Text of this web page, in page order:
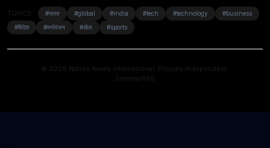
TOPICS: #भारत #global #india #tech #technology
#business
#विदेश
#मनोरंजन #खेल #sports
© 2026 Nation News International. Proudly Independent.
SitemapRSS